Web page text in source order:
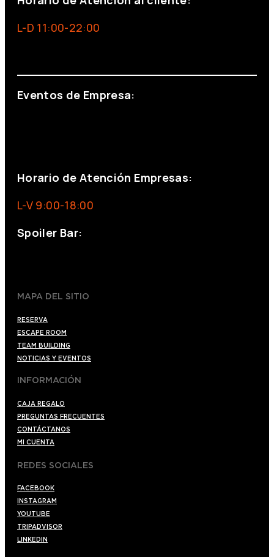
L-D 11:00-22:00
Eventos de Empresa:
Horario de Atención Empresas:
L-V 9:00-18:00
Spoiler Bar:
MAPA DEL SITIO
RESERVA
ESCAPE ROOM
TEAM BUILDING
NOTICIAS Y EVENTOS
INFORMACIÓN
CAJA REGALO
PREGUNTAS FRECUENTES
CONTÁCTANOS
MI CUENTA
REDES SOCIALES
FACEBOOK
INSTAGRAM
YOUTUBE
TRIPADVISOR
LINKEDIN